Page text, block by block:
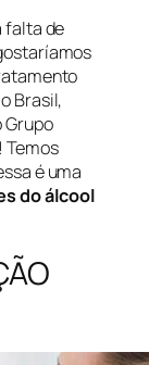
falta de
Brasil,
Temos
é uma
do álcool